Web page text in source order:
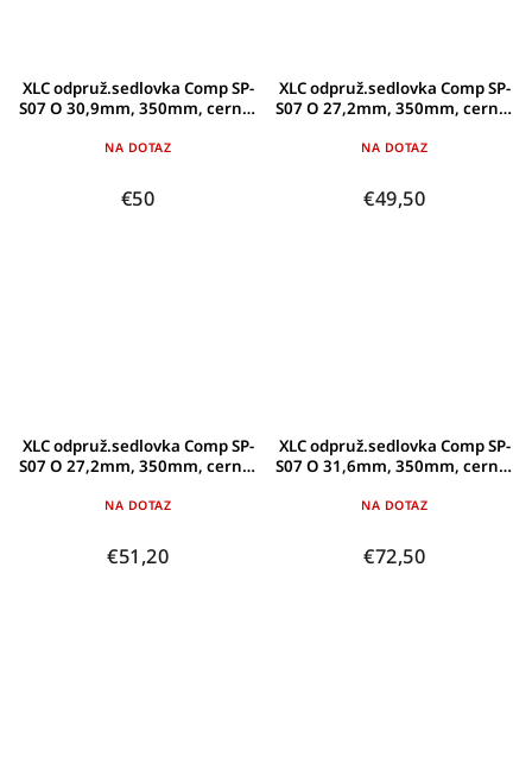
XLC odpruž.sedlovka Comp SP-
S07 O 30,9mm, 350mm, cerná,
NA DOTAZ
€50
XLC odpruž.sedlovka Comp SP-
S07 O 27,2mm, 350mm, cerná,
NA DOTAZ
€49,50
XLC odpruž.sedlovka Comp SP-
S07 O 27,2mm, 350mm, cerná,
NA DOTAZ
€51,20
XLC odpruž.sedlovka Comp SP-
S07 O 31,6mm, 350mm, cerná,
NA DOTAZ
€72,50